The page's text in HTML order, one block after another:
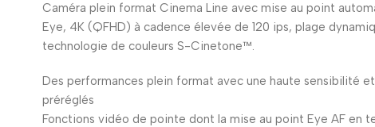
Caméra plein format Cinema Line avec mise au point
Eye, 4K (QFHD) à cadence élevée de 120 ips, plage
technologie de couleurs S-Cinetone™.
Des performances plein format avec une haute sensibilité
préréglés
Fonctions vidéo de pointe dont la mise au point Eye AF en